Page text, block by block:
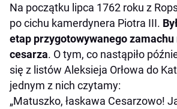
Na początku lipca 1762 roku z
po cichu kamerdynera Piotra III.
etap przygotowywanego zamachu
cesarza. O tym, co nastąpiło
się z listów Aleksieja Orłowa do
jednym z nich czytamy:
„Matuszko, łaskawa Cesarzowo!